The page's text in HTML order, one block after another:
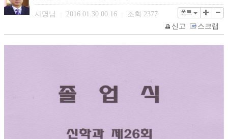
사명님 2016.01.30 00:16 조회 2377 폰트
신고 스크랩